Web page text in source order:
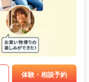
体験・相談予約